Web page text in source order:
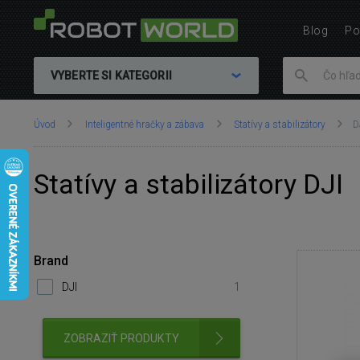
VYBERTE SI KATEGORII
Nachádzate
Úvod Inteligentné hračky a zábava Statívy a stabilizátory
Statívy a stabilizátory DJI
Brand
DJI 1
ZOBRAZIŤ PRODUKTY
Blog